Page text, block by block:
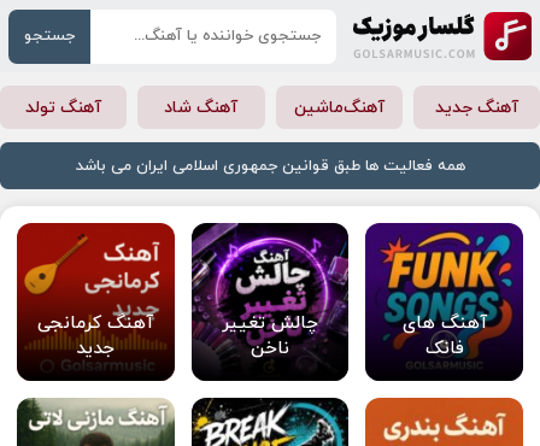
جستجو
آهنگ جدید آهنگ‌ماشین آهنگ شاد آهنگ تولد
همه فعالیت ها طبق قوانین جمهوری اسلامی ایران می باشد
آهنگ های
فانک
چالش تغییر
ناخن
آهنگ کرمانجی
جدید